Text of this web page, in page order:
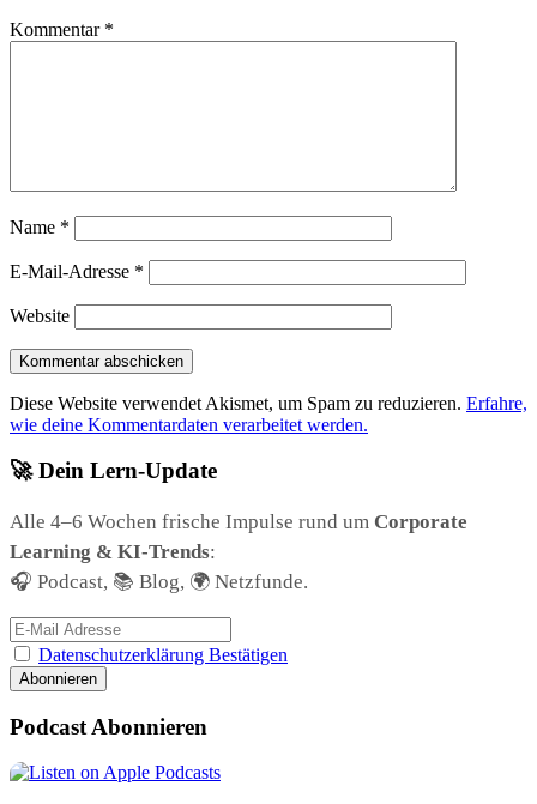
Kommentar *
Name *
E-Mail-Adresse *
Website
Diese Website verwendet Akismet, um Spam zu reduzieren. Erfahre,
wie deine Kommentardaten verarbeitet werden.
🚀 Dein Lern-Update
Alle 4–6 Wochen frische Impulse rund um Corporate
Learning & KI-Trends:
🎧 Podcast, 📚 Blog, 🌍 Netzfunde.
Datenschutzerklärung Bestätigen
Podcast Abonnieren